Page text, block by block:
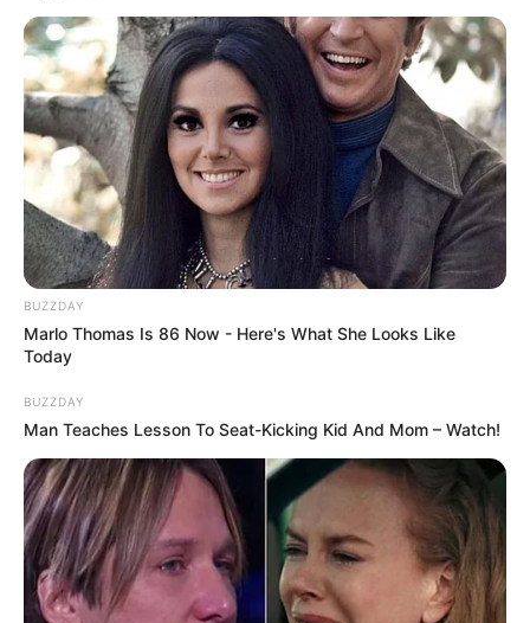
BUZZDAY
Marlo Thomas Is 86 Now - Here's What She Looks Like
Today
BUZZDAY
Man Teaches Lesson To Seat-Kicking Kid And Mom – Watch!